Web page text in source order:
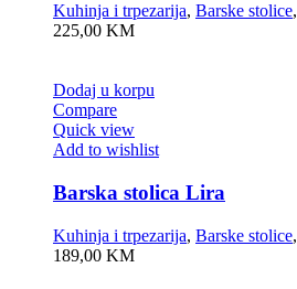
Kuhinja i trpezarija, Barske stolice,
225,00 KM
Dodaj u korpu
Compare
Quick view
Add to wishlist
Barska stolica Lira
Kuhinja i trpezarija, Barske stolice,
189,00 KM